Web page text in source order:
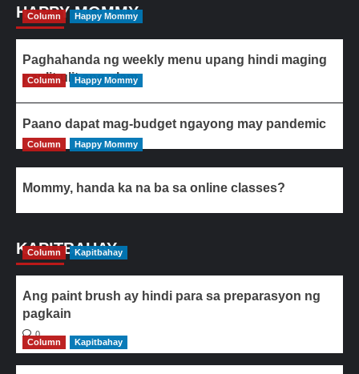
HAPPY MOMMY
Column Happy Mommy
Paghahanda ng weekly menu upang hindi maging
paulit-ulit ang ulam
Column Happy Mommy
Paano dapat mag-budget ngayong may pandemic
Column Happy Mommy
Mommy, handa ka na ba sa online classes?
KAPITBAHAY
Column Kapitbahay
Ang paint brush ay hindi para sa preparasyon ng
pagkain
0
Column
Kapitbahay